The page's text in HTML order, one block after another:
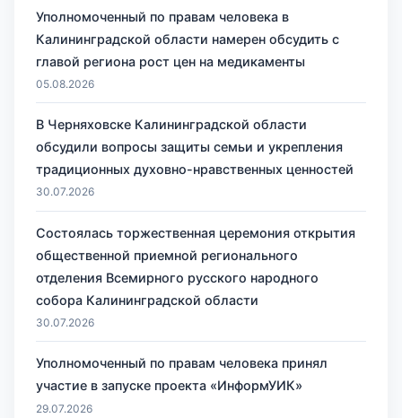
Уполномоченный по правам человека в
Калининградской области намерен обсудить с
главой региона рост цен на медикаменты
05.08.2026
В Черняховске Калининградской области
обсудили вопросы защиты семьи и укрепления
традиционных духовно-нравственных ценностей
30.07.2026
Состоялась торжественная церемония открытия
общественной приемной регионального
отделения Всемирного русского народного
собора Калининградской области
30.07.2026
Уполномоченный по правам человека принял
участие в запуске проекта «ИнформУИК»
29.07.2026